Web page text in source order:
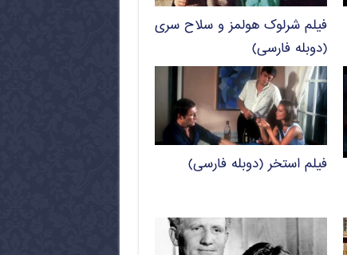
فیلم شرلوک هولمز و سلاح سری
(دوبله فارسی)
فیلم استخر (دوبله فارسی)